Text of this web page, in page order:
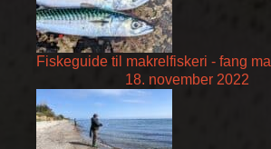
Fiskeguide til makrelfiskeri - fang
18. november 2022